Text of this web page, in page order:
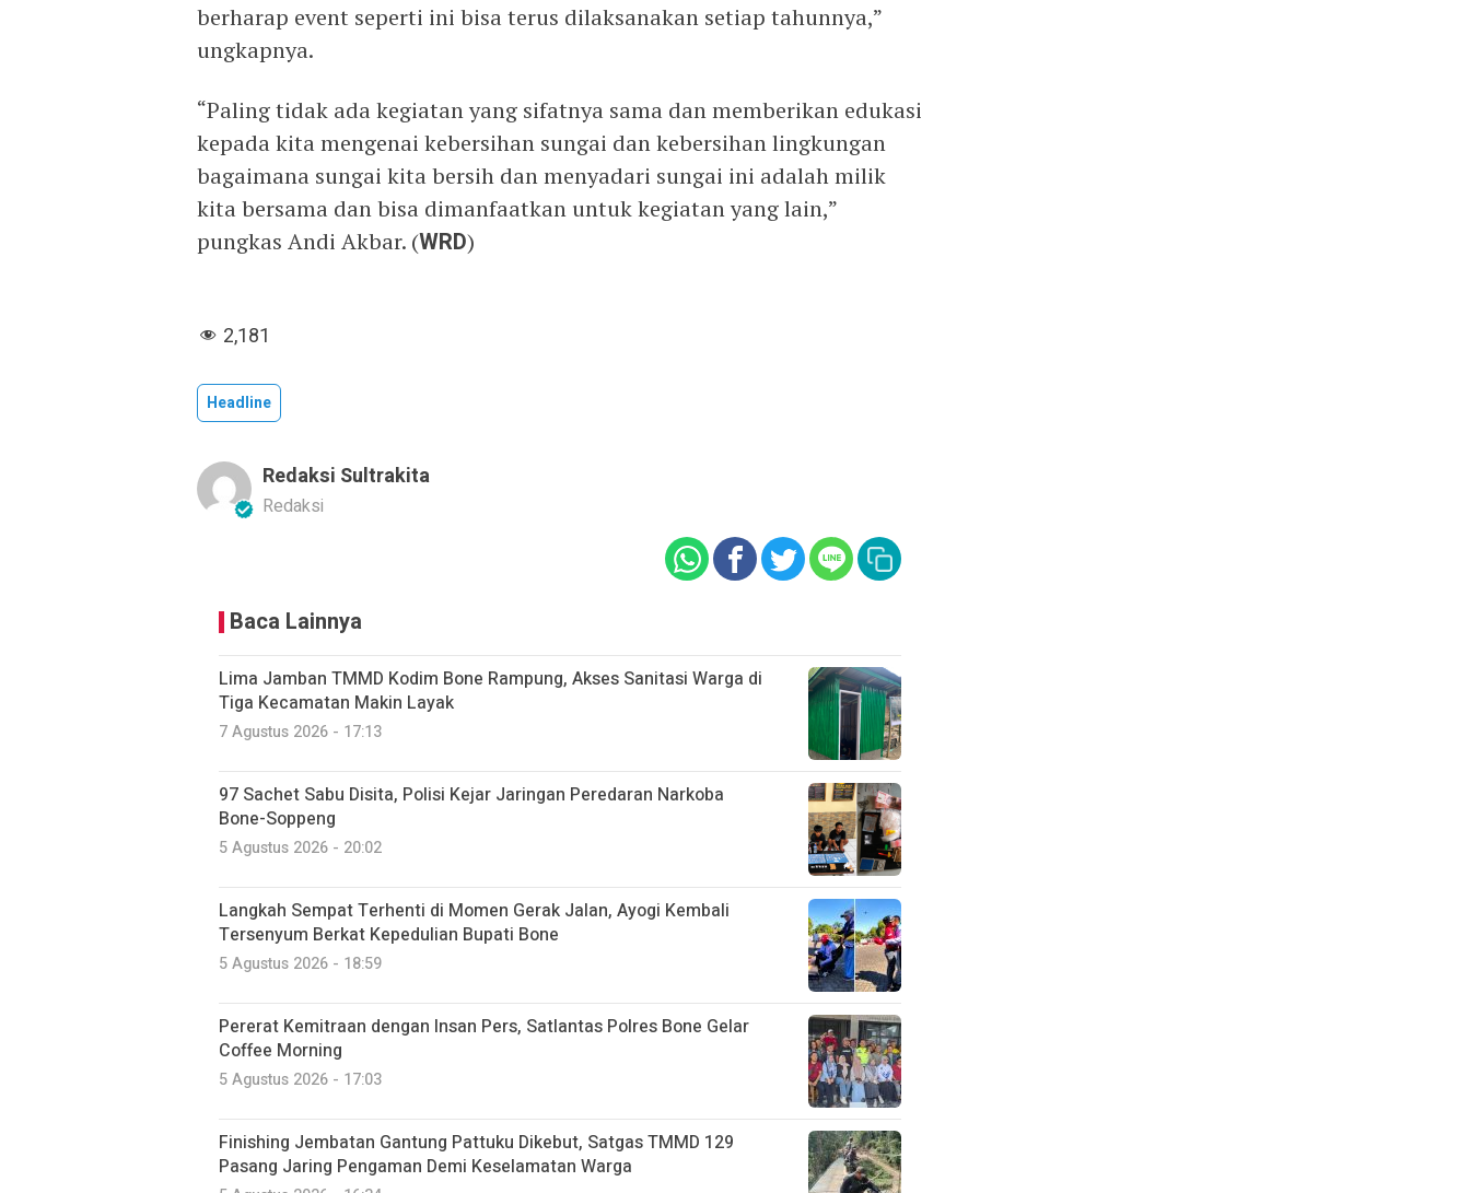
berharap event seperti ini bisa terus dilaksanakan setiap tahunnya,”
ungkapnya.
“Paling tidak ada kegiatan yang sifatnya sama dan memberikan edukasi
kepada kita mengenai kebersihan sungai dan kebersihan lingkungan
bagaimana sungai kita bersih dan menyadari sungai ini adalah milik
kita bersama dan bisa dimanfaatkan untuk kegiatan yang lain,”
pungkas Andi Akbar. (WRD)
2,181
Headline
Redaksi Sultrakita
Redaksi
Baca Lainnya
Lima Jamban TMMD Kodim Bone Rampung, Akses Sanitasi Warga di
Tiga Kecamatan Makin Layak
7 Agustus 2026 - 17:13
97 Sachet Sabu Disita, Polisi Kejar Jaringan Peredaran Narkoba
Bone-Soppeng
5 Agustus 2026 - 20:02
Langkah Sempat Terhenti di Momen Gerak Jalan, Ayogi Kembali
Tersenyum Berkat Kepedulian Bupati Bone
5 Agustus 2026 - 18:59
Pererat Kemitraan dengan Insan Pers, Satlantas Polres Bone Gelar
Coffee Morning
5 Agustus 2026 - 17:03
Finishing Jembatan Gantung Pattuku Dikebut, Satgas TMMD 129
Pasang Jaring Pengaman Demi Keselamatan Warga